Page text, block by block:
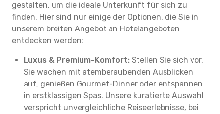
gestalten, um die ideale Unterkunft für sich zu
finden. Hier sind nur einige der Optionen, die Sie in
unserem breiten Angebot an Hotelangeboten
entdecken werden:
Luxus & Premium-Komfort: Stellen Sie sich vor,
Sie wachen mit atemberaubenden Ausblicken
auf, genießen Gourmet-Dinner oder entspannen
in erstklassigen Spas. Unsere kuratierte Auswahl
verspricht unvergleichliche Reiseerlebnisse, bei